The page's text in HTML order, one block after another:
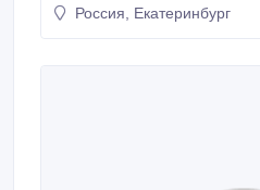
Россия, Екатеринбург